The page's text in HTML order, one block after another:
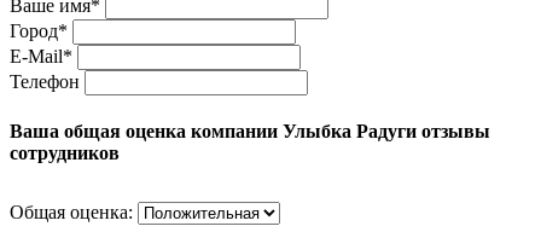
Ваше имя*
Город*
E-Mail*
Телефон
Ваша общая оценка компании Улыбка Радуги отзывы
сотрудников
Общая оценка: